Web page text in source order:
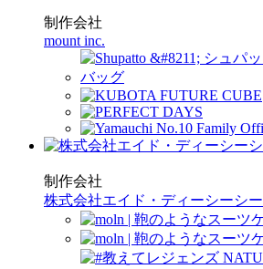
制作会社
mount inc.
制作会社
株式会社エイド・ディーシーシー